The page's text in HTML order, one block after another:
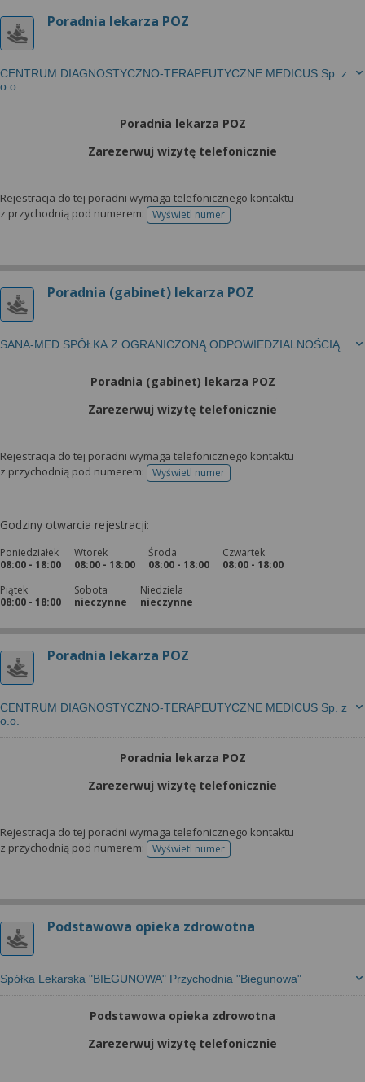
Poradnia lekarza POZ
CENTRUM DIAGNOSTYCZNO-TERAPEUTYCZNE MEDICUS Sp. z
o.o.
Poradnia lekarza POZ
Zarezerwuj wizytę telefonicznie
Rejestracja do tej poradni wymaga telefonicznego kontaktu
z przychodnią pod numerem:
Wyświetl numertelefonu do rejestracji
Poradnia (gabinet) lekarza POZ
SANA-MED SPÓŁKA Z OGRANICZONĄ ODPOWIEDZIALNOŚCIĄ
Poradnia (gabinet) lekarza POZ
Zarezerwuj wizytę telefonicznie
Rejestracja do tej poradni wymaga telefonicznego kontaktu
z przychodnią pod numerem:
Wyświetl numertelefonu do rejestracji
Godziny otwarcia rejestracji:
Poniedziałek
08:00 - 18:00
Wtorek
08:00 - 18:00
Środa
08:00 - 18:00
Czwartek
08:00 - 18:00
Piątek
08:00 - 18:00
Sobota
nieczynne
Niedziela
nieczynne
Poradnia lekarza POZ
CENTRUM DIAGNOSTYCZNO-TERAPEUTYCZNE MEDICUS Sp. z
o.o.
Poradnia lekarza POZ
Zarezerwuj wizytę telefonicznie
Rejestracja do tej poradni wymaga telefonicznego kontaktu
z przychodnią pod numerem:
Wyświetl numertelefonu do rejestracji
Podstawowa opieka zdrowotna
Spółka Lekarska "BIEGUNOWA" Przychodnia "Biegunowa"
Podstawowa opieka zdrowotna
Zarezerwuj wizytę telefonicznie